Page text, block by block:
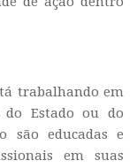
trabalhando em
do Estado ou do
são educadas e
em suas